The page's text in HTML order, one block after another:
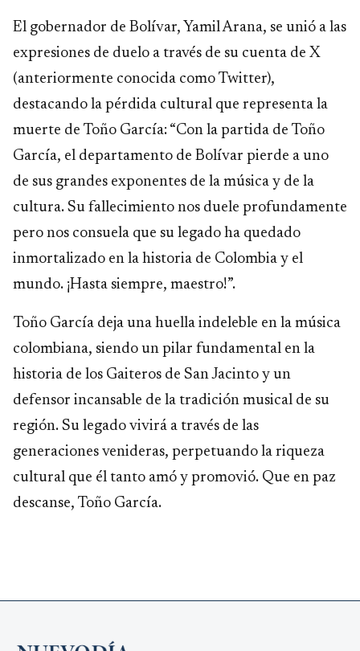
El gobernador de Bolívar, Yamil Arana, se unió a las
expresiones de duelo a través de su cuenta de X
(anteriormente conocida como Twitter),
destacando la pérdida cultural que representa la
muerte de Toño García: “Con la partida de Toño
García, el departamento de Bolívar pierde a uno
de sus grandes exponentes de la música y de la
cultura. Su fallecimiento nos duele profundamente
pero nos consuela que su legado ha quedado
inmortalizado en la historia de Colombia y el
mundo. ¡Hasta siempre, maestro!”.
Toño García deja una huella indeleble en la música
colombiana, siendo un pilar fundamental en la
historia de los Gaiteros de San Jacinto y un
defensor incansable de la tradición musical de su
región. Su legado vivirá a través de las
generaciones venideras, perpetuando la riqueza
cultural que él tanto amó y promovió. Que en paz
descanse, Toño García.